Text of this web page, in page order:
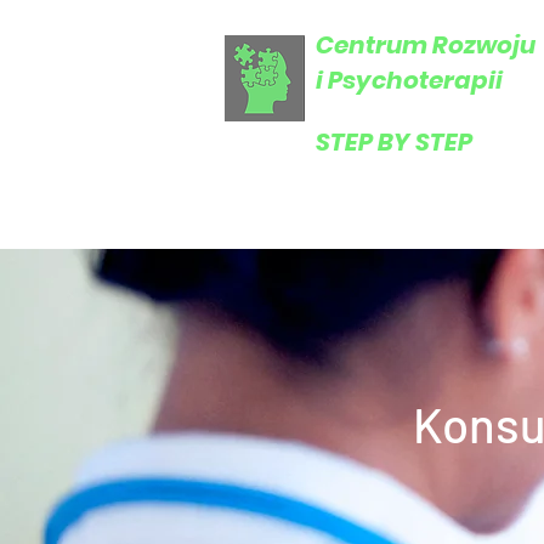
Centrum Rozwoju
i Psychoterapii
​STEP BY STEP